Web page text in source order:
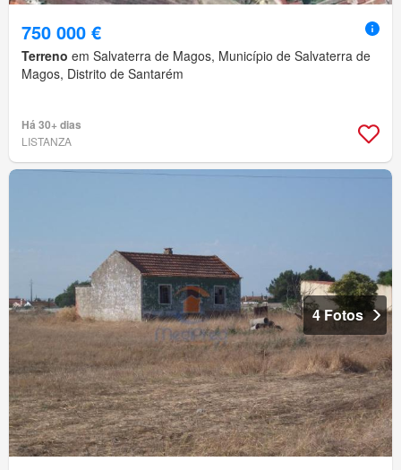
750 000 €
Terreno em Salvaterra de Magos, Município de Salvaterra de
Magos, Distrito de Santarém
Há 30+ dias
LISTANZA
4 Fotos